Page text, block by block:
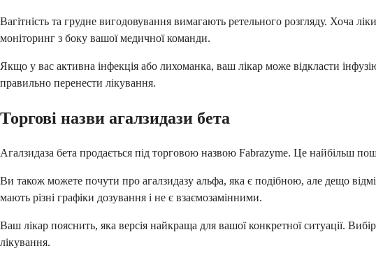
Вагітність та грудне вигодовування вимагають ретельного розгляду. Хоча
моніторинг з боку вашої медичної команди.
Якщо у вас активна інфекція або лихоманка, ваш лікар може відкласти
правильно перенести лікування.
Торгові назви агалзидази бета
Агалзидаза бета продається під торговою назвою Fabrazyme. Це найбільш
Ви також можете почути про агалзидазу альфа, яка є подібною, але дещо
мають різні графіки дозування і не є взаємозамінними.
Ваш лікар пояснить, яка версія найкраща для вашої конкретної ситуації.
лікування.